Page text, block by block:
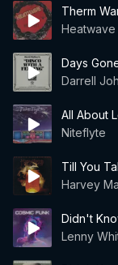
Therm
Heatwave
Days
Darrell
All About
Niteflyte
Till You
Harvey
Didn't
Lenny